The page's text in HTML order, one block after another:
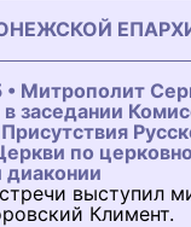
• Митрополит
заседании
по
выступил
Климент.